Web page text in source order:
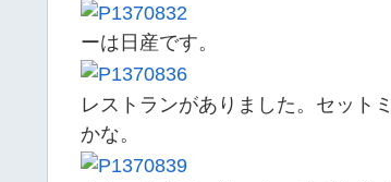
ーは日産です。
レストランがありました。セット
かな。